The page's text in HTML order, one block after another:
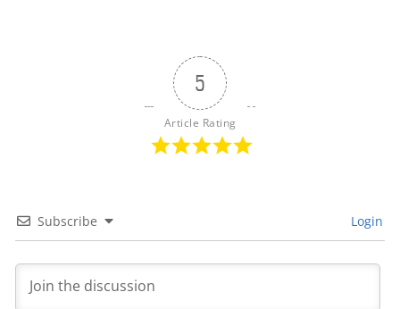
5
Article Rating
Subscribe Login